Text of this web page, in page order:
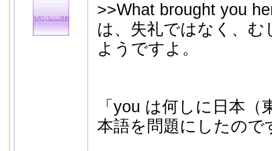
>>What brought you
は、失礼ではなく、
ようですよ。
「you は何しに日本
本語を問題にしたので